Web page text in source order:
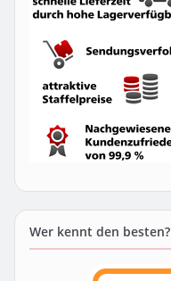
Wer kennt den besten?